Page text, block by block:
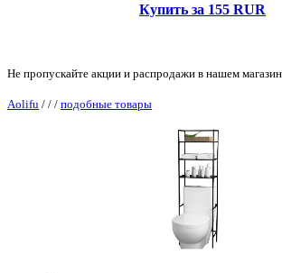
Купить за 155 RUR
Не пропускайте акции и распродажи в нашем
Aolifu / / / подобные товары